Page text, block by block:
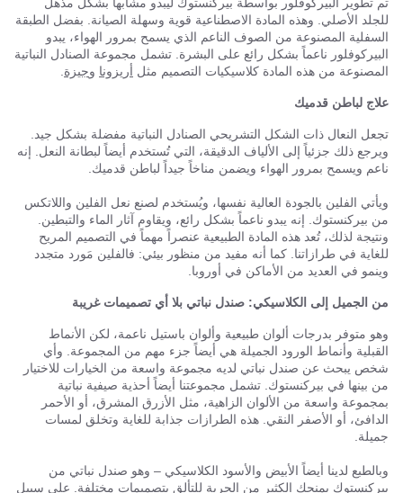
للجلد الأصلي. وهذه المادة الاصطناعية قوية وسهلة الصيانة. بفضل الطبقة
السفلية المصنوعة من الصوف الناعم الذي يسمح بمرور الهواء، يبدو
البيركوفلور ناعماً بشكل رائع على البشرة. تشمل مجموعة الصنادل النباتية
المصنوعة من هذه المادة كلاسيكيات التصميم مثل أريزونا وجيزة
علاج لباطن قدميك
تجعل النعال ذات الشكل التشريحي الصنادل النباتية مفضلة بشكل جيد.
ويرجع ذلك جزئياً إلى الألياف الدقيقة، التي تُستخدم أيضاً لبطانة النعل. إنه
ناعم ويسمح بمرور الهواء ويضمن مناخاً جيداً لباطن قدميك.
ويأتي الفلين بالجودة العالية نفسها، ويُستخدم لصنع نعل الفلين واللاتكس
من بيركنستوك. إنه يبدو ناعماً بشكل رائع، ويقاوم آثار الماء والتبطين.
ونتيجة لذلك، تُعد هذه المادة الطبيعية عنصراً مهماً في التصميم المريح
للغاية في طرازاتنا. كما أنه مفيد من منظور بيئي: فالفلين مَورد متجدد
وينمو في العديد من الأماكن في أوروبا.
من الجميل إلى الكلاسيكي: صندل نباتي بلا أي تصميمات غريبة
وهو متوفر بدرجات ألوان طبيعية وألوان باستيل ناعمة، لكن الأنماط
القبلية وأنماط الورود الجميلة هي أيضاً جزء مهم من المجموعة. وأي
شخص يبحث عن صندل نباتي لديه مجموعة واسعة من الخيارات للاختيار
من بينها في بيركنستوك. تشمل مجموعتنا أيضاً أحذية صيفية نباتية
بمجموعة واسعة من الألوان الزاهية، مثل الأزرق المشرق، أو الأحمر
الدافئ، أو الأصفر النقي. هذه الطرازات جذابة للغاية وتخلق لمسات
جميلة.
وبالطبع لدينا أيضاً الأبيض والأسود الكلاسيكي – وهو صندل نباتي من
بيركنستوك يمنحكِ الكثير من الحرية للتألق بتصميمات مختلفة. على سبيل